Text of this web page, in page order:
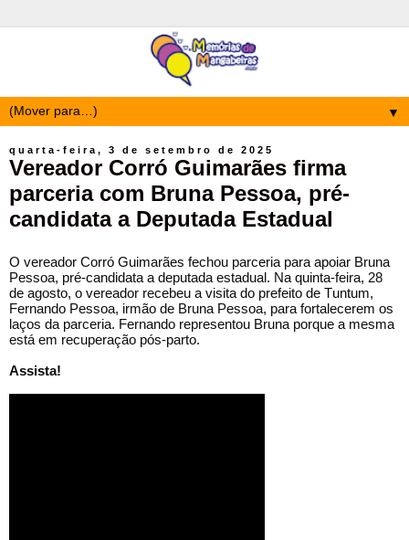
▼
quarta-feira, 3 de setembro de 2025
Vereador Corró Guimarães firma
parceria com Bruna Pessoa, pré-
candidata a Deputada Estadual
O vereador Corró Guimarães fechou parceria para apoiar Bruna
Pessoa, pré-candidata a deputada estadual. Na quinta-feira, 28
de agosto, o vereador recebeu a visita do prefeito de Tuntum,
Fernando Pessoa, irmão de Bruna Pessoa, para fortalecerem os
laços da parceria. Fernando representou Bruna porque a mesma
está em recuperação pós-parto.
Assista!